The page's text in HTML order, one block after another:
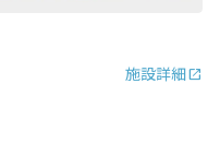
施設詳細